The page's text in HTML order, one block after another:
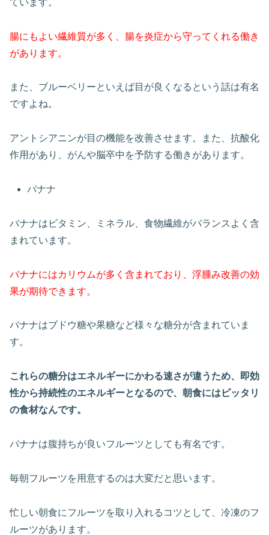
腸にもよい繊維質が多く、腸を炎症から守ってくれる働き
があります。
また、ブルーベリーといえば目が良くなるという話は有名
ですよね。
アントシアニンが目の機能を改善させます。また、抗酸化
作用があり、がんや脳卒中を予防する働きがあります。
バナナ
バナナはビタミン、ミネラル、食物繊維がバランスよく含
まれています。
バナナにはカリウムが多く含まれており、浮腫み改善の効
果が期待できます。
バナナはブドウ糖や果糖など様々な糖分が含まれていま
す。
これらの糖分はエネルギーにかわる速さが違うため、即効
性から持続性のエネルギーとなるので、朝食にはピッタリ
の食材なんです。
バナナは腹持ちが良いフルーツとしても有名です。
毎朝フルーツを用意するのは大変だと思います。
忙しい朝食にフルーツを取り入れるコツとして、冷凍のフ
ルーツがあります。